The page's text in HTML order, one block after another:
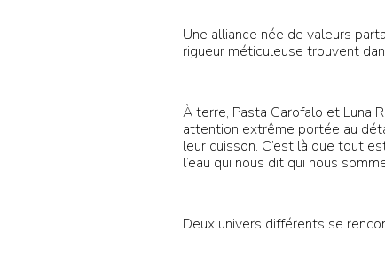
Une alliance née de valeurs
rigueur méticuleuse trouvent
À terre, Pasta Garofalo et Luna
attention extrême portée au
leur cuisson. C’est là que tout
l’eau qui nous dit qui nous
Deux univers différents se